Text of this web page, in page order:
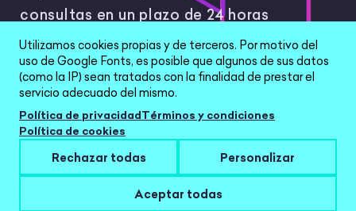
consultas en un plazo de 24 horas
laborales.
All Rights Reserved © 2026 |Política de
privacidad|Términos y condiciones|Aviso Legal
Configurar cookies
Utilizamos cookies propias y de terceros. Por motivo del
uso de Google Fonts, es posible que algunos de sus datos
(como la IP) sean tratados con la finalidad de prestar el
servicio adecuado del mismo.
Política de privacidadTérminos y condiciones
Política de cookies
Rechazar todas Personalizar
Aceptar todas